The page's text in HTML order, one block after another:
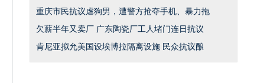
重庆市民抗议虐狗男，遭警方抢夺手机、暴力拖
欠薪半年又卖厂 广东陶瓷厂工人堵门连日抗议
肯尼亚拟允美国设埃博拉隔离设施 民众抗议酿